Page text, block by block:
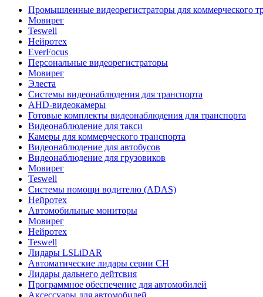
Промышленные видеорегистраторы для коммерческого
Мовирег
Teswell
Нейротех
EverFocus
Персональные видеорегистраторы
Мовирег
Элеста
Системы видеонаблюдения для транспорта
AHD-видеокамеры
Готовые комплекты видеонаблюдения для транспорта
Видеонаблюдение для такси
Камеры для коммерческого транспорта
Видеонаблюдение для автобусов
Видеонаблюдение для грузовиков
Мовирег
Teswell
Системы помощи водителю (ADAS)
Нейротех
Автомобильные мониторы
Мовирег
Нейротех
Teswell
Лидары LSLiDAR
Автоматические лидары серии CH
Лидары дальнего дейтсвия
Программное обеспечение для автомобилей